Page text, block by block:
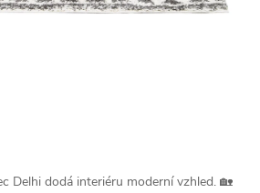
Delhi dodá interiéru moderní vzhled. 🏡